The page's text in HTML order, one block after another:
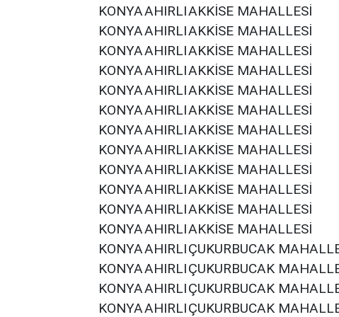
KONYAAHIRLIAKKİSE MAHALLESİ
KONYAAHIRLIAKKİSE MAHALLESİ
KONYAAHIRLIAKKİSE MAHALLESİ
KONYAAHIRLIAKKİSE MAHALLESİ
KONYAAHIRLIAKKİSE MAHALLESİ
KONYAAHIRLIAKKİSE MAHALLESİ
KONYAAHIRLIAKKİSE MAHALLESİ
KONYAAHIRLIAKKİSE MAHALLESİ
KONYAAHIRLIAKKİSE MAHALLESİ
KONYAAHIRLIAKKİSE MAHALLESİ
KONYAAHIRLIAKKİSE MAHALLESİ
KONYAAHIRLIAKKİSE MAHALLESİ
KONYAAHIRLIÇUKURBUCAK
KONYAAHIRLIÇUKURBUCAK
KONYAAHIRLIÇUKURBUCAK
KONYAAHIRLIÇUKURBUCAK